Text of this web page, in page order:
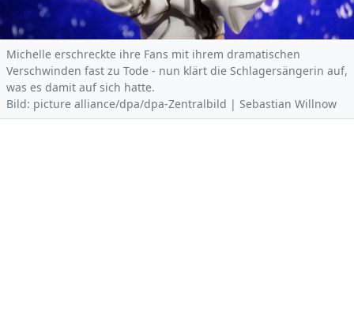
Michelle erschreckte ihre Fans mit ihrem dramatischen
Verschwinden fast zu Tode - nun klärt die Schlagersängerin auf,
was es damit auf sich hatte.
Bild: picture alliance/dpa/dpa-Zentralbild | Sebastian Willnow